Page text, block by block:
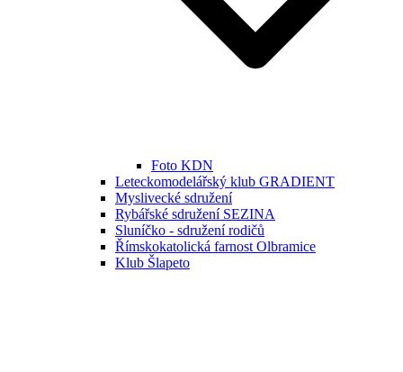
Foto KDN
Leteckomodelářský klub GRADIENT
Myslivecké sdružení
Rybářské sdružení SEZINA
Sluníčko - sdružení rodičů
Římskokatolická farnost Olbramice
Klub Šlapeto